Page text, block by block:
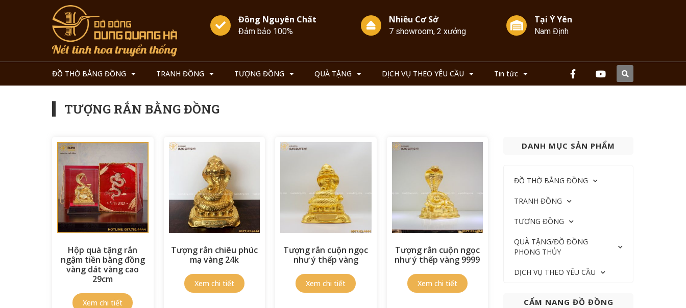
Đồng Nguyên Chất
Đảm bảo 100%
Nhiều Cơ Sở
7 showroom, 2 xưởng
Tại Ý Yên
Nam Định
ĐỒ THỜ BẰNG ĐỒNG TRANH ĐỒNG TƯỢNG ĐỒNG QUÀ TẶNG DỊCH VỤ THEO YÊU CẦU Tin tức
TƯỢNG RẮN BẰNG ĐỒNG
Hộp quà tặng rắn
ngậm tiền bằng đồng
vàng dát vàng cao
29cm
Tượng rắn chiêu phúc
mạ vàng 24k
Tượng rắn cuộn ngọc
như ý thếp vàng
Tượng rắn cuộn ngọc
như ý thếp vàng 9999
DANH MỤC SẢN PHẨM
ĐỒ THỜ BẰNG ĐỒNG
TRANH ĐỒNG
TƯỢNG ĐỒNG
QUÀ TẶNG/ĐỒ ĐỒNG
PHONG THỦY
DỊCH VỤ THEO YÊU CẦU
CẨM NANG ĐỒ ĐỒNG